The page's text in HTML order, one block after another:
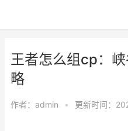
王者怎么组cp：
略
作者： admin • 更新时间：